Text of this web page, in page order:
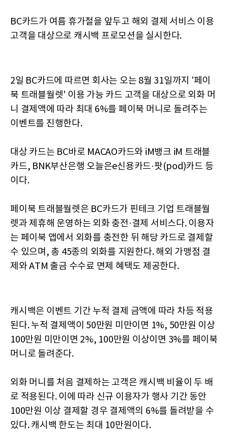
BC카드가 여름 휴가철을 앞두고 해외 결제 서비스 이용
고객을 대상으로 캐시백 프로모션을 실시한다.
2일 BC카드에 따르면 회사는 오는 8월 31일까지 '페이
북 트래블월렛' 이용 가능 카드 고객을 대상으로 외화 머
니 결제액에 따라 최대 6%를 페이북 머니로 돌려주는
이벤트를 진행한다.
대상 카드는 BC바로 MACAO카드와 iM뱅크 iM 트래블
카드, BNK부산은행 오늘은e신용카드·팟(pod)카드 등
이다.
페이북 트래블월렛은 BC카드가 핀테크 기업 트래블월
렛과 제휴해 운영하는 외화 충전·결제 서비스다. 이용자
는 페이북 앱에서 외화를 충전한 뒤 해당 카드로 결제할
수 있으며, 총 45종의 외화를 지원한다. 해외 가맹점 결
제와 ATM 출금 수수료 면제 혜택도 제공한다.
캐시백은 이벤트 기간 누적 결제 금액에 따라 차등 적용
된다. 누적 결제액이 50만원 미만이면 1%, 50만원 이상
100만원 미만이면 2%, 100만원 이상이면 3%를 페이북
머니로 돌려준다.
외화 머니를 처음 결제하는 고객은 캐시백 비율이 두 배
로 적용된다. 이에 따라 신규 이용자가 행사 기간 동안
100만원 이상 결제할 경우 결제액의 6%를 돌려받을 수
있다. 캐시백 한도는 최대 10만원이다.